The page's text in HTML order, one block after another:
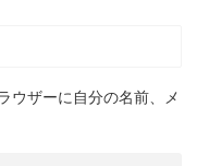
ウザーに自分の名前、メ